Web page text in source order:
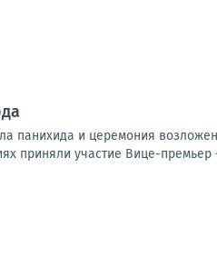
панихида и церемония
приняли участие Вице-премьер